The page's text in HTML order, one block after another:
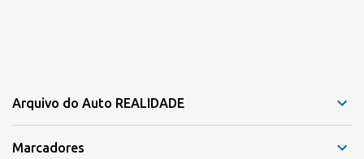
Arquivo do Auto REALIDADE
Marcadores